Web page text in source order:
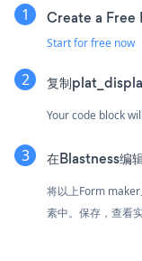
Create a Free
Start for free now
复制
Your code block
在Blastness编
将以上Form
素中。保存，查看